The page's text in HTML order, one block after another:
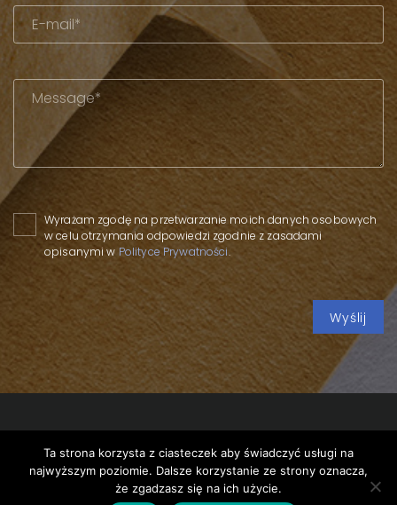
Please leave this field empty.
Wyrażam zgodę na przetwarzanie moich danych osobowych
w celu otrzymania odpowiedzi zgodnie z zasadami
opisanymi w Polityce Prywatności.
Copyright 2020 SPP/Privacy policy /Wood Industry
Forum 2024 /
Ta strona korzysta z ciasteczek aby świadczyć usługi na
najwyższym poziomie. Dalsze korzystanie ze strony oznacza,
że zgadzasz się na ich użycie.